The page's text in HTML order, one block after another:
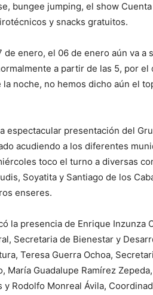
bungee jumping, el show Cuenta
y snacks gratuitos.
de enero, el 06 de enero aún va
a partir de las 5, por
la noche, no hemos dicho aún el
espectacular presentación del
acudiendo a los diferentes
toco el turno a diversas
Soyatita y Santiago de los
enseres.
la presencia de Enrique Inzunza
Secretaria de Bienestar y
Teresa Guerra Ochoa,
María Guadalupe Ramírez
y Rodolfo Monreal Ávila,